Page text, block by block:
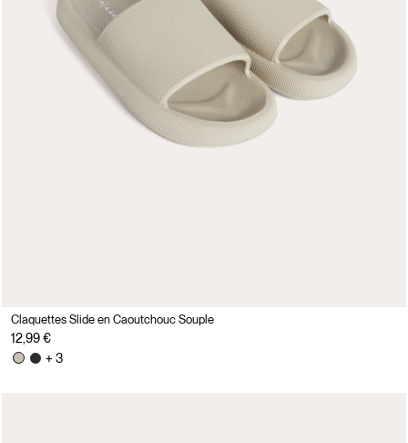
Claquettes Slide en Caoutchouc Souple
12,99 €
+ 3